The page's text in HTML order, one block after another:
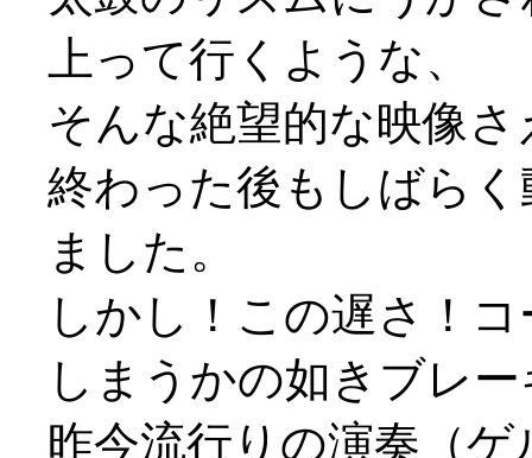
上って行くような、
そんな絶望的な映像
終わった後もしばら
ました。
しかし！この遅さ！
しまうかの如きブレ
昨今流行りの演奏（